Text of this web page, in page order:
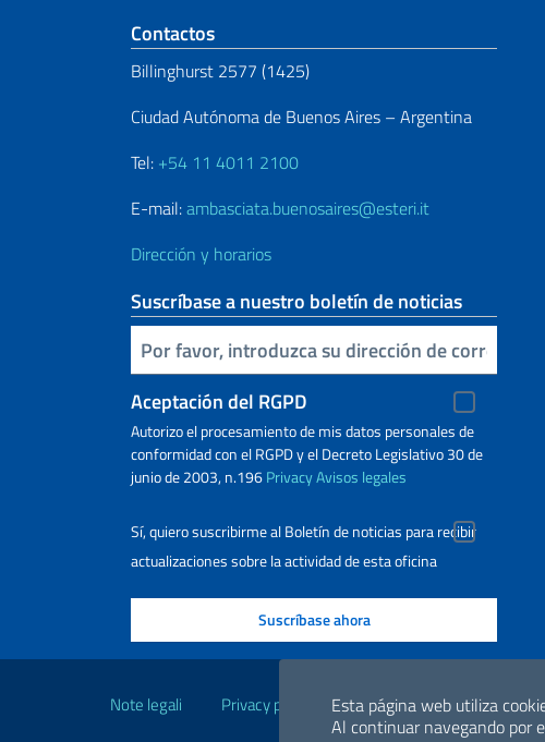
Esta página web utiliza
Al continuar navegando por
Sezione footer
Contactos
Billinghurst 2577 (1425)
Ciudad Autónoma de Buenos Aires – Argentina
Tel: +54 11 4011 2100
E-mail:ambasciata.buenosaires@esteri.it
Dirección y horarios
Suscríbase a nuestro boletín de noticias
Inserta tu correo electronico
Aceptación del RGPD
Autorizo ​​el procesamiento de mis datos personales de
conformidad con el RGPD y el Decreto Legislativo 30 de
junio de 2003, n.196PrivacyAvisos legales
Sí, quiero suscribirme al Boletín de noticias para recibir
actualizaciones sobre la actividad de esta oficina
Enlaces útiles
Note legali Privacy policy Dichiarazione di accessibilità